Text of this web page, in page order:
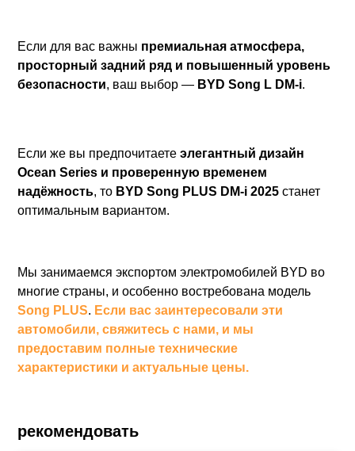
Если для вас важны премиальная атмосфера,
просторный задний ряд и повышенный уровень
безопасности, ваш выбор — BYD Song L DM-i.
Если же вы предпочитаетеэлегантный дизайн
Ocean Series и проверенную временем
надёжность, то BYD Song PLUS DM-i 2025 станет
оптимальным вариантом.
Мы занимаемся экспортом электромобилей BYD во
многие страны, и особенно востребована модель
Song PLUS. Если вас заинтересовали эти
автомобили, свяжитесь с нами, и мы
предоставим полные технические
характеристики и актуальные цены.
рекомендовать